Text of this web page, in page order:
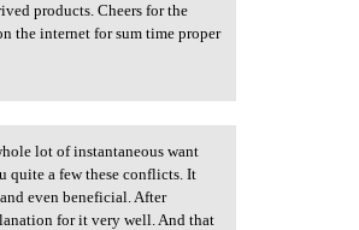
products. Cheers for the
the internet for sum time proper
lot of instantaneous want
quite a few these conflicts. It
even beneficial. After
for it very well. And that